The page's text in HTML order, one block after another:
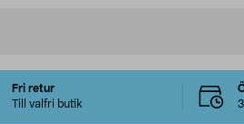
Fri retur
Till valfri butik